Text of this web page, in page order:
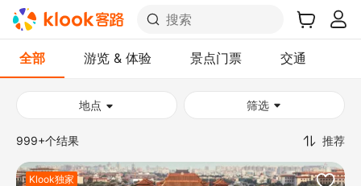
搜索
全部 游览 & 体验 景点门票 交通
地点 筛选
999+个结果 推荐
Klook独家